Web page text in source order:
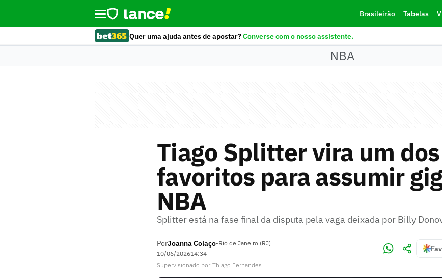
Brasileirão Tabelas
Quer uma ajuda antes de apostar?Converse com o nosso assistente.
NBA
Tiago Splitter vira um dos
favoritos para assumir
NBA
Splitter está na fase final da disputa pela vaga deixada por Billy
PorJoanna Colaço•Rio de Janeiro (RJ)
10/06/202614:34
Supervisionado por Thiago Fernandes